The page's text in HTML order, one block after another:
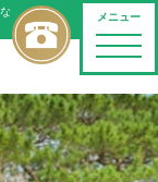
メニュー
toggle